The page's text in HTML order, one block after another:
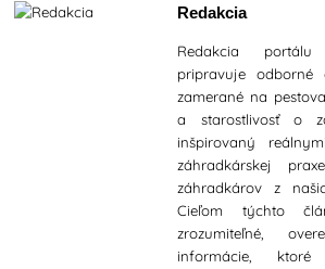
Redakcia
Redakcia
pripravuje odborné
zamerané na
a starostlivosť o
inšpirovaný
záhradkárskej
záhradkárov z
Cieľom týchto
zrozumiteľné,
informácie,